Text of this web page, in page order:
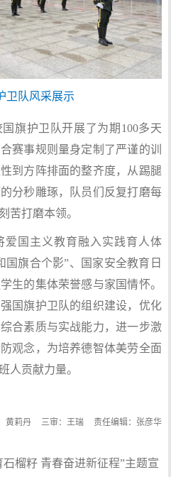
卫队风采展示
旗护卫队开展了为期100多天
赛事规则量身定制了严谨的训
到方阵排面的整齐度，从踢腿
分秒雕琢，队员们反复打磨每
苦打磨本领。
爱国主义教育融入实践育人体
国旗合个影”、国家安全教育日
生的集体荣誉感与家国情怀。
国旗护卫队的组织建设，优化
合素质与实战能力，进一步激
观念，为培养德智体美劳全面
人贡献力量。
黄莉丹 三审：王瑞 责任编辑：张彦华
榴籽 青春奋进新征程”主题宣